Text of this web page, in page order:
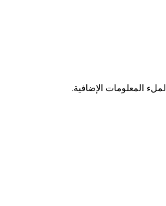
لملء المعلومات الإضافية.